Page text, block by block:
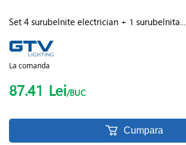
Set 4 surubelnite electrician + 1 surubelnita...
La comanda
87.41 Lei/BUC
Cumpara